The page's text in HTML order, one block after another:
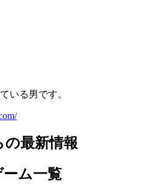
いる男です。
最新情報
ム一覧